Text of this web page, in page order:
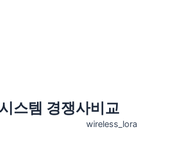
스템 경쟁사비교